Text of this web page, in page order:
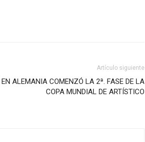
Artículo siguiente
EN ALEMANIA COMENZÓ LA 2ª. FASE DE LA
COPA MUNDIAL DE ARTÍSTICO